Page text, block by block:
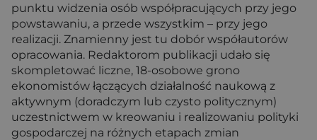
punktu widzenia osób współpracujących przy jego
powstawaniu, a przede wszystkim – przy jego
realizacji. Znamienny jest tu dobór współautorów
opracowania. Redaktorom publikacji udało się
skompletować liczne, 18-osobowe grono
ekonomistów łączących działalność naukową z
aktywnym (doradczym lub czysto politycznym)
uczestnictwem w kreowaniu i realizowaniu polityki
gospodarczej na różnych etapach zmian